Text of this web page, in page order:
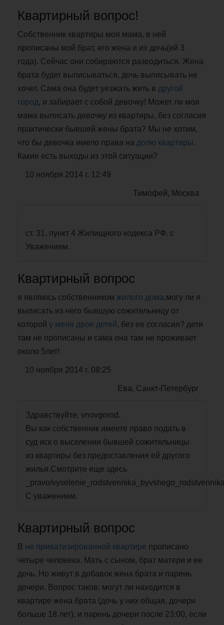
Квартирный вопрос!
Собственник квартиры моя мама, в ней
прописаны мой брат, его жена и их дочь(ей 3
года). Сейчас они собираются разводиться. Жена
брата будет выписываться, дочь выписывать не
хочет. Сама она будет уезжать жить в другой
город, и забирает с собой девочку! Может ли моя
мама выписать девочку из квартиры, без согласия
практически бывшей жены брата? Мы не хотим,
что бы девочка имело права на долю квартиры .
Какие есть выходы из этой ситуации?
10 ноября 2014 г. 12:49
Тимофей, Москва
ст. 31, пункт 4 Жилищного кодекса РФ. с
Уважением.
Квартирный вопрос
я являюсь собственником жилого дома,могу ли я
выписать из него бывшую сожительницу от
которой у меня двое детей, без ее согласия? дети
там не прописаны и сама она там не проживает
около 5лет!
10 ноября 2014 г. 08:25
Ева, Санкт-Петербург
Здравствуйте, vnovgorod.
Вы как собственник имеете право подать в
суд иск о выселении бывшей сожительницы
из квартиры без предоставления ей другого
жилья.Смотрите еще здесь
_pravo/
С уважением.
Квартирный вопрос
В не приватизированной квартире прописано
четыре человека. Мать с сыном, брат матери и ее
дочь. Но живут в добавок жена брата и парень
дочери. Вопрос таков: могут ли находится в
квартире жена брата (дочь у них общая, дочери
больше 18 лет), и парень дочери после 23:00, если